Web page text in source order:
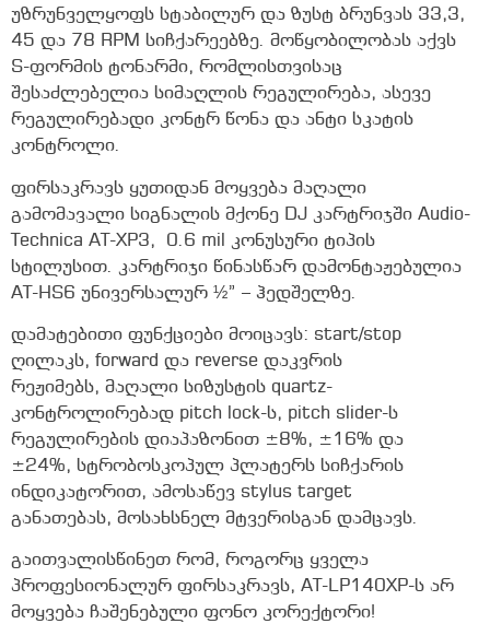
უზრუნველყოფს სტაბილურ და ზუსტ ბრუნვას 33,3,
45 და 78 RPM სიჩქარეებზე. მოწყობილობას აქვს
S-ფორმის ტონარმი, რომლისთვისაც
შესაძლებელია სიმაღლის რეგულირება, ასევე
რეგულირებადი კონტრ წონა და ანტი სკატის
კონტროლი.
ფირსაკრავს ყუთიდან მოყვება მაღალი
გამომავალი სიგნალის მქონე DJ კარტრიჯში Audio-
Technica AT-XP3, 0.6 mil კონუსური ტიპის
სტილუსით. კარტრიჯი წინასწარ დამონტაჟებულია
AT-HS6 უნივერსალურ ½” – ჰედშელზე.
დამატებითი ფუნქციები მოიცავს: start/stop
ღილაკს, forward და reverse დაკვრის
რეჟიმებს, მაღალი სიზუსტის quartz-
კონტროლირებად pitch lock-ს, pitch slider-ს
რეგულირების დიაპაზონით ±8%, ±16% და
±24%, სტრობოსკოპულ პლატერს სიჩქარის
ინდიკატორით, ამოსაწევ stylus target
განათებას, მოსახსნელ მტვერისგან დამცავს.
გაითვალისწინეთ რომ, როგორც ყველა
პროფესიონალურ ფირსაკრავს, AT-LP140XP-ს არ
მოყვება ჩაშენებული ფონო კორექტორი!